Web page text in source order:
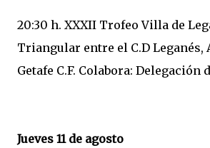
20:30 h. XXXII Trofeo Villa de
Triangular entre el C.D Leganés,
Getafe C.F. Colabora: Delegación
Jueves 11 de agosto